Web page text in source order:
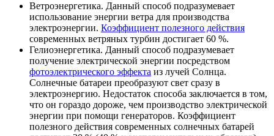
Ветроэнергетика. Данный способ подразумевает
использование энергии ветра для производства
электроэнергии. Коэффициент полезного действия
современных ветряных турбин достигает 60 %.
Гелиоэнергетика. Данный способ подразумевает
получение электрической энергии посредством
фотоэлектрического эффекта из лучей Солнца.
Солнечные батареи преобразуют свет сразу в
электроэнергию. Недостаток способа заключается в том,
что он гораздо дороже, чем производство электрической
энергии при помощи генераторов. Коэффициент
полезного действия современных солнечных батарей